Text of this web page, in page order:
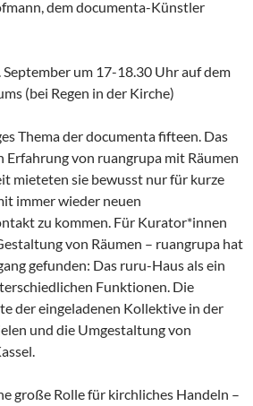
dem documenta-Künstler
um 17-18.30 Uhr auf dem
(bei Regen in der Kirche)
Thema der documenta fifteen. Das
Erfahrung von ruangrupa mit Räumen
mieteten sie bewusst nur für kurze
immer wieder neuen
zu kommen. Für Kurator*innen
von Räumen – ruangrupa hat
gefunden: Das ruru-Haus als ein
Funktionen. Die
der eingeladenen Kollektive in der
und die Umgestaltung von
große Rolle für kirchliches Handeln –